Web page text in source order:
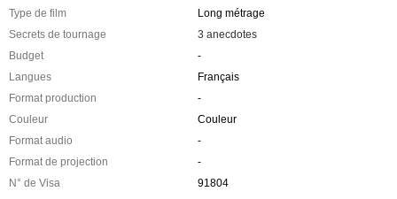
Type de film
Long métrage
Secrets de tournage
3 anecdotes
Budget
-
Langues
Français
Format production
-
Couleur
Couleur
Format audio
-
Format de projection
-
N° de Visa
91804